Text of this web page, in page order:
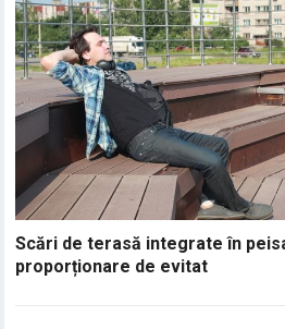
Scări de terasă integrate în
proporționare de evitat